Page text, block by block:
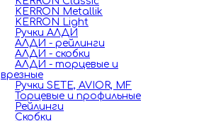
KERRON Metallik
KERRON Light
Ручки АЛДИ
АЛДИ - рейлинги
АЛДИ - скобки
АЛДИ - торцевые и
врезные
Ручки SETE, AVIOR, MF
Торцевые и профильные
Рейлинги
Скобки